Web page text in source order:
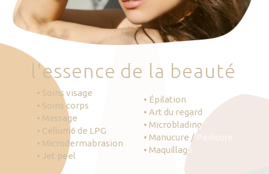
Prendre RDV
'essence de la beauté
• Soins visage
• Soins corps
• Massage
• Cellum6 de LPG
• Microdermabrasion
• Jet peel
• Épilation
• Art du regard
• Microblading
• Manucure / Pédicure
• Maquillage